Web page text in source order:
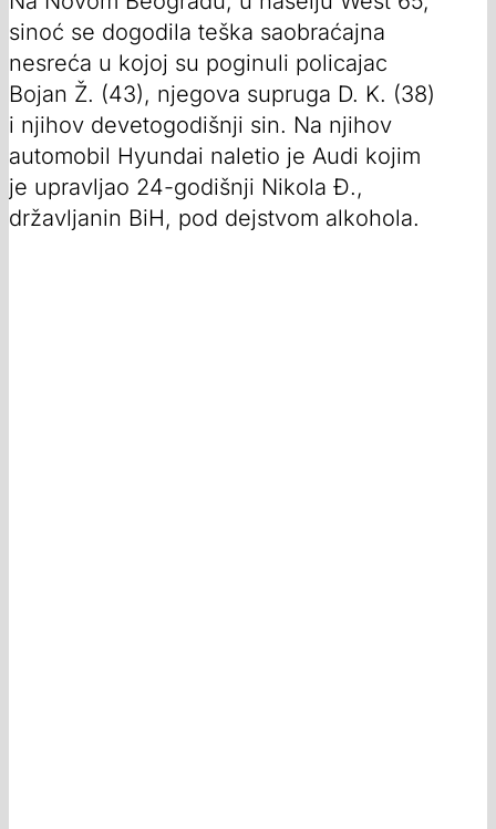
sinoć se dogodila teška saobraćajna
nesreća u kojoj su poginuli policajac
Bojan Ž. (43), njegova supruga D. K. (38)
i njihov devetogodišnji sin. Na njihov
automobil Hyundai naletio je Audi kojim
je upravljao 24-godišnji Nikola Đ.,
državljanin BiH, pod dejstvom alkohola.